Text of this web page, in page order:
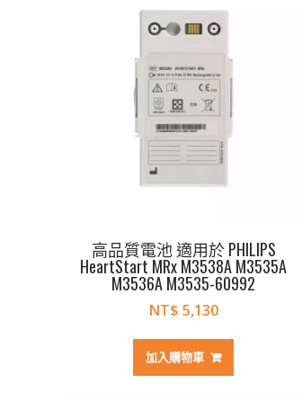
高品質電池 適用於 PHILIPS
HeartStart MRx M3538A M3535A
M3536A M3535-60992
NT$ 5,130
加入購物車